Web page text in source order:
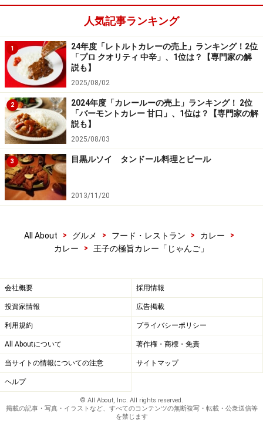
人気記事ランキング
1
24年度「レトルトカレーの売上」ランキング！2位
「プロ クオリティ 中辛」、1位は？【専門家の解
説も】
2025/08/02
2
2024年度「カレールーの売上」ランキング！ 2位
「バーモントカレー 甘口」、1位は？【専門家の解
説も】
2025/08/03
3 目黒ルソイ タンドール料理とビール
2013/11/20
All About > グルメ > フード・レストラン > カレー
>
カレー
> 王子の極旨カレー「じゃんご」
会社概要 採用情報
投資家情報 広告掲載
利用規約 プライバシーポリシー
All Aboutについて 著作権・商標・免責
当サイトの情報についての注意 サイトマップ
ヘルプ
© All About, Inc. All rights reserved.
掲載の記事・写真・イラストなど、すべてのコンテンツの無断複写・転載・公衆送信等
を禁じます